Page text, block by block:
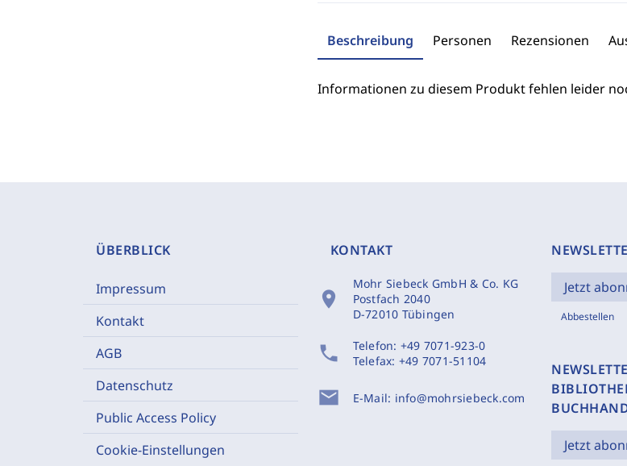
Beschreibung Personen Rezensionen
Informationen zu diesem Produkt fehlen leider
ÜBERBLICK
Impressum
Kontakt
AGB
Datenschutz
Public Access Policy
Cookie-Einstellungen
KONTAKT
location_on
Mohr Siebeck GmbH & Co. KG
Postfach 2040
D-72010 Tübingen
phone Telefon: +49 7071-923-0
Telefax: +49 7071-51104
mail E-Mail: info@mohrsiebeck.com
Jetzt
Abbestellen
Jetzt